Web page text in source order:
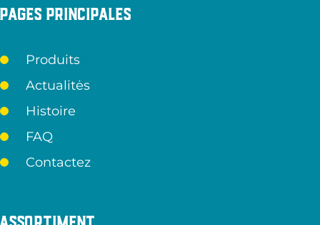
Pages principales
Produits
Actualitės
Histoire
FAQ
Contactez